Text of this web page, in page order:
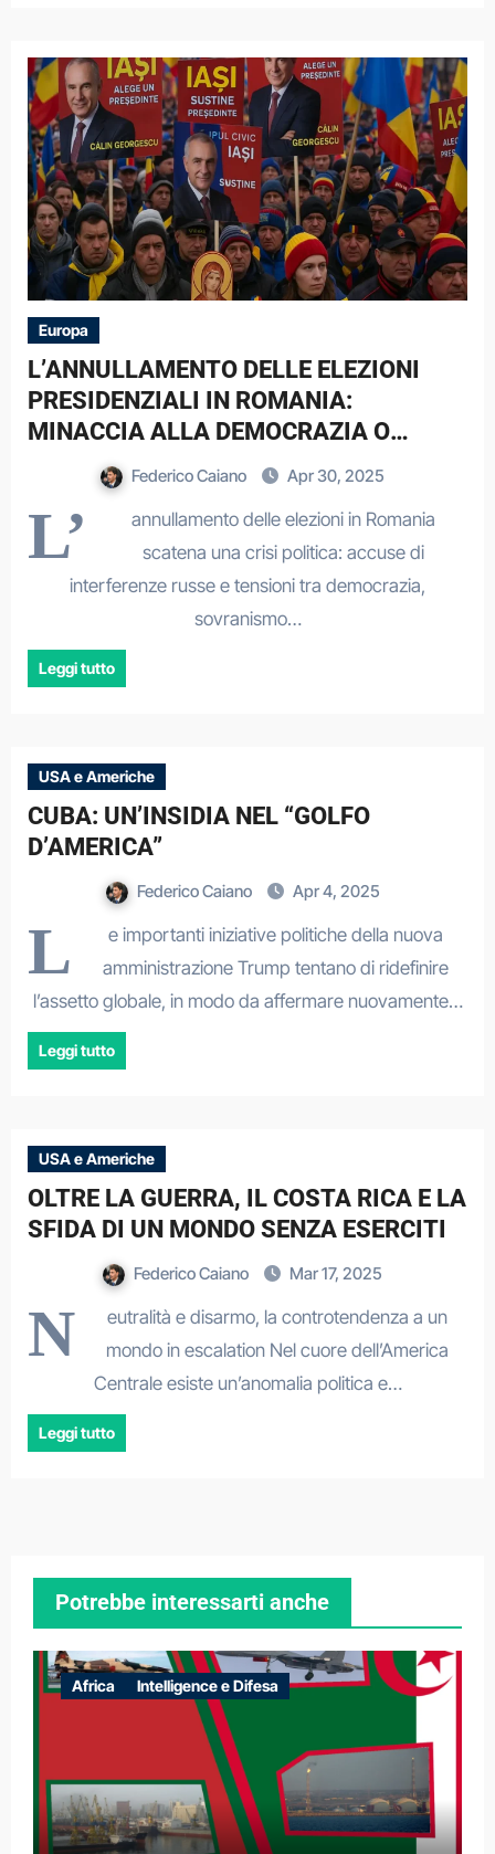
Europa
L’ANNULLAMENTO DELLE ELEZIONI
PRESIDENZIALI IN ROMANIA:
MINACCIA ALLA DEMOCRAZIA O
TUTELA DELL’ORDINE LIBERALE?
Federico Caiano Apr 30, 2025
L’
annullamento delle elezioni in Romania
scatena una crisi politica: accuse di
interferenze russe e tensioni tra democrazia,
sovranismo…
Leggi tutto
USA e Americhe
CUBA: UN’INSIDIA NEL “GOLFO
D’AMERICA”
Federico Caiano Apr 4, 2025
L
e importanti iniziative politiche della nuova
amministrazione Trump tentano di ridefinire
l’assetto globale, in modo da affermare nuovamente…
Leggi tutto
USA e Americhe
OLTRE LA GUERRA, IL COSTA RICA E LA
SFIDA DI UN MONDO SENZA ESERCITI
Federico Caiano Mar 17, 2025
N
eutralità e disarmo, la controtendenza a un
mondo in escalation Nel cuore dell’America
Centrale esiste un’anomalia politica e…
Leggi tutto
Potrebbe interessarti anche
Africa Intelligence e Difesa